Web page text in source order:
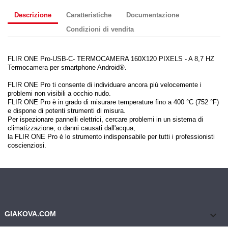
Descrizione Caratteristiche
Documentazione
Condizioni di vendita
FLIR ONE Pro-USB-C- TERMOCAMERA 160X120 PIXELS - A 8,7 HZ
Termocamera per smartphone Android®.
FLIR ONE Pro ti consente di individuare ancora più velocemente i
problemi non visibili a occhio nudo.
FLIR ONE Pro è in grado di misurare temperature fino a 400 °C (752 °F)
e dispone di potenti strumenti di misura.
Per ispezionare pannelli elettrici, cercare problemi in un sistema di
climatizzazione, o danni causati dall'acqua,
la FLIR ONE Pro è lo strumento indispensabile per tutti i professionisti
coscienziosi.
GIAKOVA.COM keyboard_arrow_down